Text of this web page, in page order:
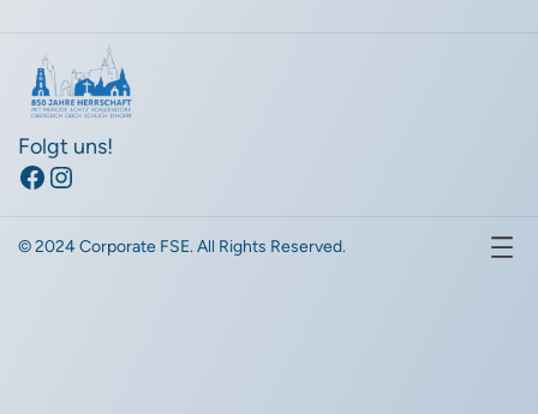
Folgt uns!
© 2024 Corporate FSE. All Rights Reserved.